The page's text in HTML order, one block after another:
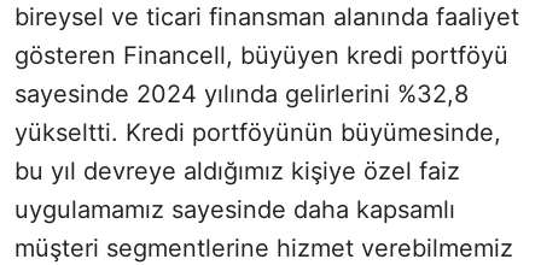
bireysel ve ticari finansman alanında faaliyet
gösteren Financell, büyüyen kredi portföyü
sayesinde 2024 yılında gelirlerini %32,8
yükseltti. Kredi portföyünün büyümesinde,
bu yıl devreye aldığımız kişiye özel faiz
uygulamamız sayesinde daha kapsamlı
müşteri segmentlerine hizmet verebilmemiz